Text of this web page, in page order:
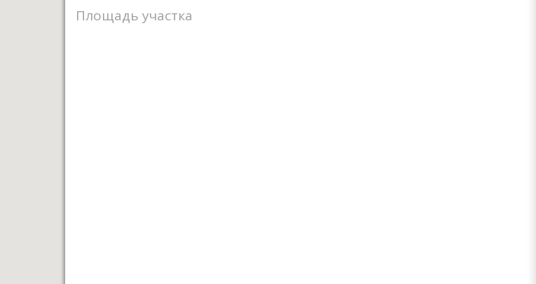
Площадь участка